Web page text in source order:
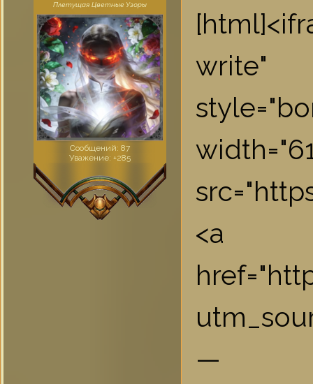
Плетущая Цветные Узоры
Сообщений: 87
Уважение: +285
write"
<a